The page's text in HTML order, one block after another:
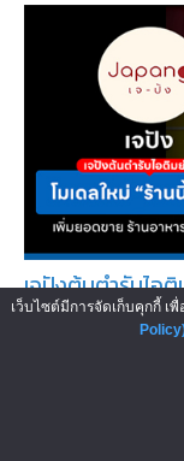
เจปังต้นตำรับไอ
เคล็ดลับสู่ความสำ
และบริการที่ดี สิ่ง
เว็บไซต์มีการจัดเก็บคุกกี้ เ